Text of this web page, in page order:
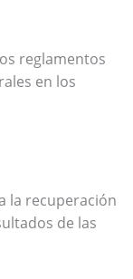
reglamentos
en los
la recuperación
de las